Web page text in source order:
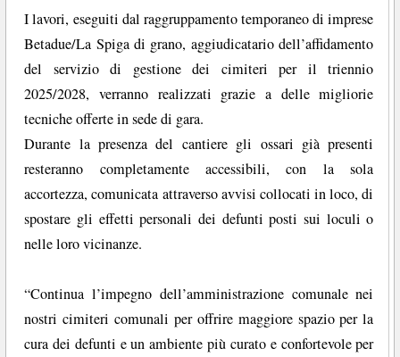
I lavori, eseguiti dal raggruppamento temporaneo di imprese
Betadue/La Spiga di grano, aggiudicatario dell’affidamento
del servizio di gestione dei cimiteri per il triennio
2025/2028, verranno realizzati grazie a delle migliorie
tecniche offerte in sede di gara.
Durante la presenza del cantiere gli ossari già presenti
resteranno completamente accessibili, con la sola
accortezza, comunicata attraverso avvisi collocati in loco, di
spostare gli effetti personali dei defunti posti sui loculi o
nelle loro vicinanze.
“Continua l’impegno dell’amministrazione comunale nei
nostri cimiteri comunali per offrire maggiore spazio per la
cura dei defunti e un ambiente più curato e confortevole per